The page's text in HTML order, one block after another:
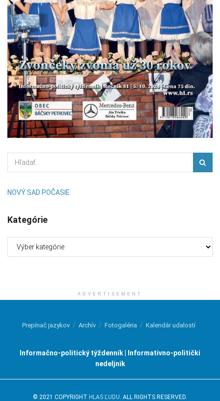
NOVÝ SAD POČASIE
Kategórie
ADVERTISEMENT
Prepínač jazykov Archív Fotogaléria Kalendár udalostí
Informačno-politický týždenník | Informativno-politički
nedeljnik
© 2021 COPYRIGHT HLAS ĽUDU. ALL RIGHTS RESERVED.